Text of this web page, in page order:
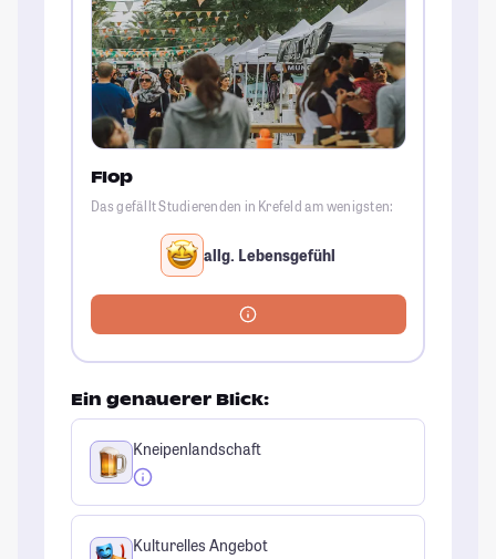
Flop
Das gefällt Studierenden in Krefeld am wenigsten:
allg. Lebensgefühl
Ein genauerer Blick:
Kneipenlandschaft
Kulturelles Angebot